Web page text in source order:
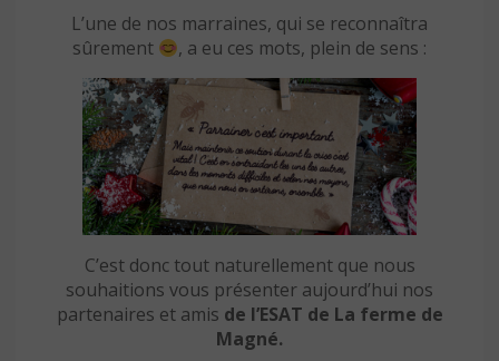
L’une de nos marraines, qui se reconnaîtra
sûrement
, a eu ces mots, plein de sens :
C’est donc tout naturellement que nous
souhaitions vous présenter aujourd’hui nos
partenaires et amis de l’ESAT de La ferme de
Magné.